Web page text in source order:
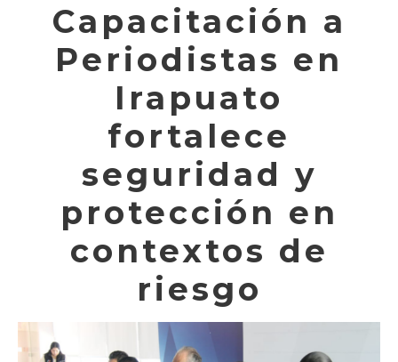
Capacitación a
Periodistas en
Irapuato
fortalece
seguridad y
protección en
contextos de
riesgo